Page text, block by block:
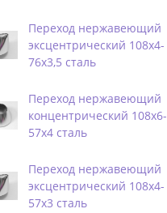
Переход нержавеющий
эксцентрический 108х4-
76х3,5 сталь
Переход нержавеющий
концентрический 108х6-
57х4 сталь
Переход нержавеющий
эксцентрический 108х4-
57х3 сталь